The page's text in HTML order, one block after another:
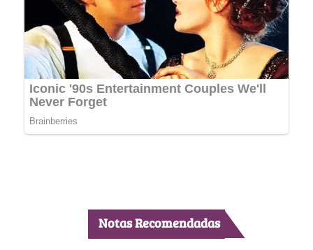
Notas Recomendadas